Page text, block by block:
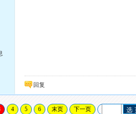
回复
4 5 6 末页 下一页 选